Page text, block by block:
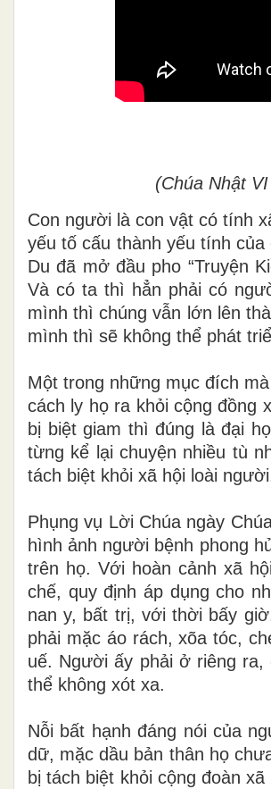
(Chúa Nhật
Con người là con vật có tính
yếu tố cấu thành yếu tính
Du đã mở đầu pho “Truyện
Và có ta thì hẳn phải có
mình thì chúng vẫn lớn lên
mình thì sẽ không thể phát
Một trong những mục đích
cách ly họ ra khỏi cộng đồng
bị biệt giam thì đúng là đại
từng kể lại chuyện nhiều tù
tách biệt khỏi xã hội loài
Phụng vụ Lời Chúa ngày
hình ảnh người bệnh phong
trên họ. Với hoàn cảnh xã
chế, quy định áp dụng cho
nan y, bất trị, với thời bấy
phải mặc áo rách,xõa tóc,
uế. Người ấy phải ở riêng ra,
thể không xót xa.
Nỗi bất hạnh đáng nói của
dữ, mặc dầu bản thân họ
bị tách biệt khỏi cộng đoàn